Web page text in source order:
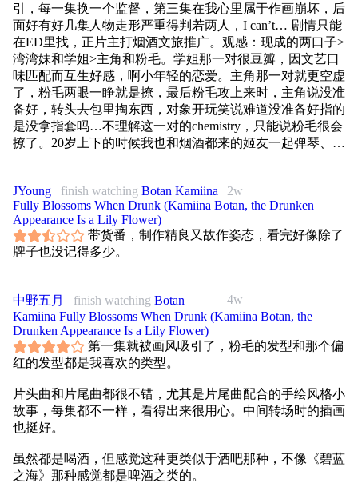
引，每一集换一个监督，第三集在我心里属于作画崩坏，后
面好有好几集人物走形严重得判若两人，I can’t… 剧情只能
在ED里找，正片主打烟酒文旅推广。观感：现成的两口子>
湾湾妹和学姐>主角和粉毛。学姐那一对很豆瓣，因文艺口
味匹配而互生好感，啊小年轻的恋爱。主角那一对就更空虚
了，粉毛两眼一睁就是撩，最后粉毛攻上来时，主角说没准
备好，转头去包里掏东西，对象开玩笑说难道没准备好指的
是没拿指套吗…不理解这一对的chemistry，只能说粉毛很会
撩了。20岁上下的时候我也和烟酒都来的姬友一起弹琴、唱
了。一星给过场动画配的精美插图，一星给片尾水彩插画。
2w
JYoung finish watching Botan Kamiina
Fully Blossoms When Drunk (Kamiina Botan, the Drunken
Appearance Is a Lily Flower)
带货番，制作精良又故作姿态，看完好像除了
牌子也没记得多少。
4w
中野五月 finish watching Botan
Kamiina Fully Blossoms When Drunk (Kamiina Botan, the
Drunken Appearance Is a Lily Flower)
第一集就被画风吸引了，粉毛的发型和那个偏
红的发型都是我喜欢的类型。
片头曲和片尾曲都很不错，尤其是片尾曲配合的手绘风格小
故事，每集都不一样，看得出来很用心。中间转场时的插画
也挺好。
虽然都是喝酒，但感觉这种更类似于酒吧那种，不像《碧蓝
之海》那种感觉都是啤酒之类的。